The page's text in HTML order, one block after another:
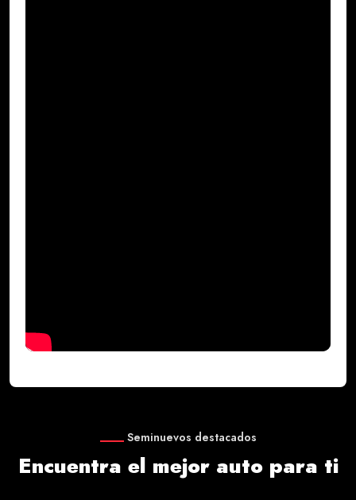
Seminuevos destacados
Encuentra el mejor auto para ti